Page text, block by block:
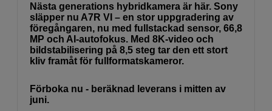
Nästa generations hybridkamera är här. Sony
släpper nu A7R VI – en stor uppgradering av
föregångaren, nu med fullstackad sensor, 66,8
MP och AI-autofokus. Med 8K-video och
bildstabilisering på 8,5 steg tar den ett stort
kliv framåt för fullformatskameror.
Förboka nu - beräknad leverans i mitten av
juni.